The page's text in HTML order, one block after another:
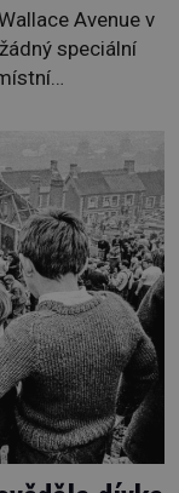
Avenue v
speciální
Herman
[…]